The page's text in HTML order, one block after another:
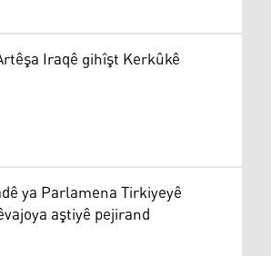
Iraqê gihîşt Kerkûkê
ya Parlamena Tirkiyeyê
aştiyê pejirand